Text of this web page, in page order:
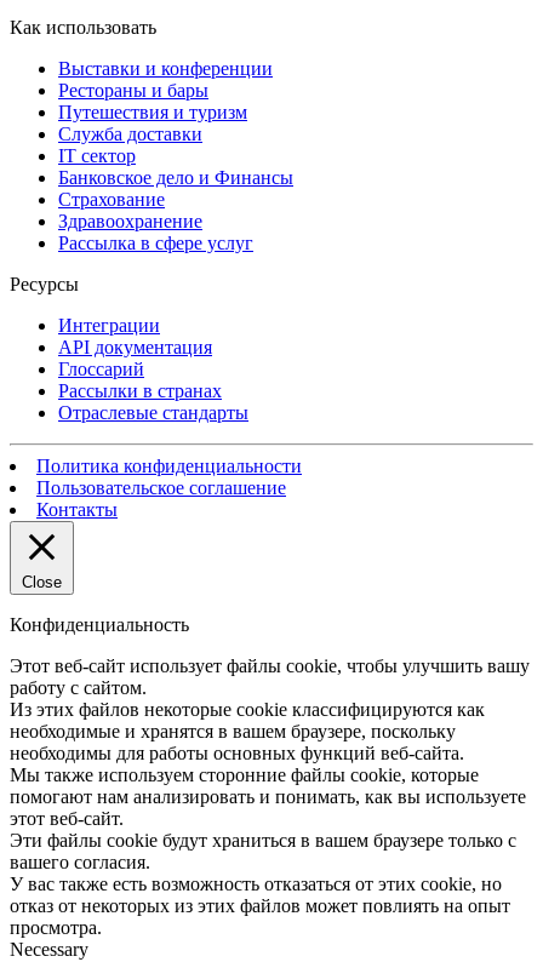
Как использовать
Выставки и конференции
Рестораны и бары
Путешествия и туризм
Служба доставки
IT сектор
Банковское дело и Финансы
Страхование
Здравоохранение
Рассылка в сфере услуг
Ресурсы
Интеграции
API документация
Глоссарий
Рассылки в странах
Отраслевые стандарты
Политика конфиденциальности
Пользовательское соглашение
Контакты
Close
Конфиденциальность
Этот веб-сайт использует файлы cookie, чтобы улучшить вашу
работу с сайтом.
Из этих файлов некоторые cookie классифицируются как
необходимые и хранятся в вашем браузере, поскольку
необходимы для работы основных функций веб-сайта.
Мы также используем сторонние файлы cookie, которые
помогают нам анализировать и понимать, как вы используете
этот веб-сайт.
Эти файлы cookie будут храниться в вашем браузере только с
вашего согласия.
У вас также есть возможность отказаться от этих cookie, но
отказ от некоторых из этих файлов может повлиять на опыт
просмотра.
Necessary